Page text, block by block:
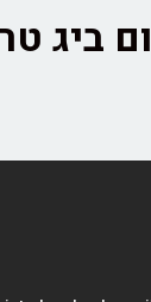
טרימר